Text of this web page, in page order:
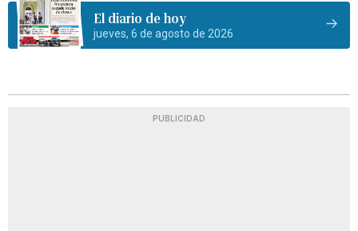
El diario de hoy
jueves, 6 de agosto de 2026
PUBLICIDAD